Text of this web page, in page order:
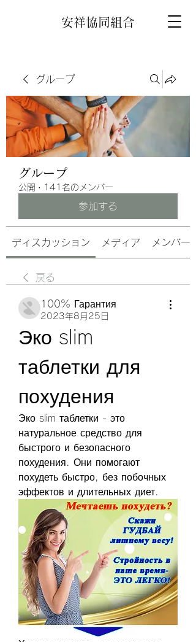
安祥協同組合
グループ
グループ
公開 · 141名のメンバー
参加する
ディスカッション メディア メンバー
戻る
100% Гарантия
2023年8月25日
Эко slim
таблетки для
похудения
Эко slim таблетки - это
натуральное средство для
быстрого и безопасного
похудения. Они помогают
похудеть быстро, без побочных
эффектов и длительных диет.